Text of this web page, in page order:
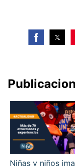
Niñas y niños